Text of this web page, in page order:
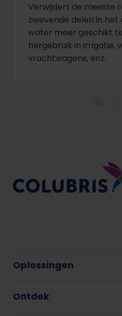
Verwijdert de meeste
zwevende delen in
water meer geschikt
hergebruik in irrigatie,
vrachtwagens, enz.
Oplossingen
Ontdek